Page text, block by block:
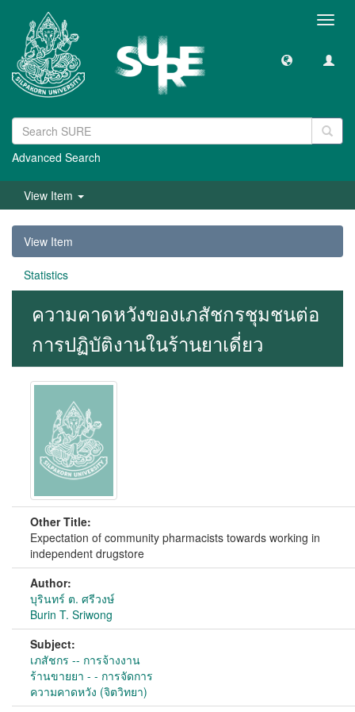
Advanced Search
View Item
View Item
Statistics
ความคาดหวังของเภสัชกรชุมชนต่อ
การปฏิบัติงานในร้านยาเดี่ยว
Other Title:
Expectation of community pharmacists towards working in
independent drugstore
Author:
บุรินทร์ ต. ศรีวงษ์
Burin T. Sriwong
Subject:
เภสัชกร -- การจ้างงาน
ร้านขายยา - - การจัดการ
ความคาดหวัง (จิตวิทยา)